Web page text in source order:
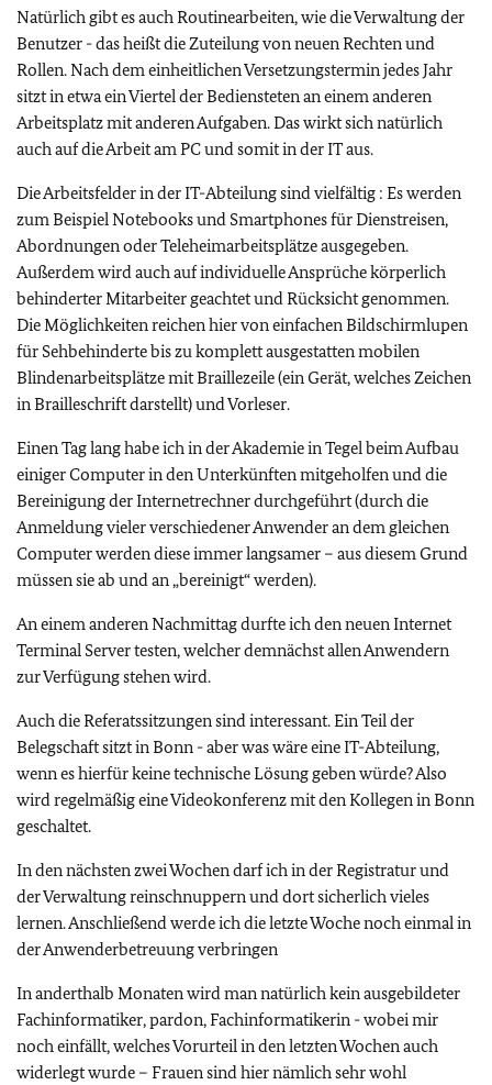
Natürlich gibt es auch Routinearbeiten, wie die Verwaltung der
Benutzer - das heißt die Zuteilung von neuen Rechten und
Rollen. Nach dem einheitlichen Versetzungstermin jedes Jahr
sitzt in etwa ein Viertel der Bediensteten an einem anderen
Arbeitsplatz mit anderen Aufgaben. Das wirkt sich natürlich
auch auf die Arbeit am PC und somit in der IT aus.
Die Arbeitsfelder in der IT-Abteilung sind vielfältig : Es werden
zum Beispiel Notebooks und Smartphones für Dienstreisen,
Abordnungen oder Teleheimarbeitsplätze ausgegeben.
Außerdem wird auch auf individuelle Ansprüche körperlich
behinderter Mitarbeiter geachtet und Rücksicht genommen.
Die Möglichkeiten reichen hier von einfachen Bildschirmlupen
für Sehbehinderte bis zu komplett ausgestatten mobilen
Blindenarbeitsplätze mit Braillezeile (ein Gerät, welches Zeichen
in Brailleschrift darstellt) und Vorleser.
Einen Tag lang habe ich in der Akademie in Tegel beim Aufbau
einiger Computer in den Unterkünften mitgeholfen und die
Bereinigung der Internetrechner durchgeführt (durch die
Anmeldung vieler verschiedener Anwender an dem gleichen
Computer werden diese immer langsamer – aus diesem Grund
müssen sie ab und an „bereinigt“ werden).
An einem anderen Nachmittag durfte ich den neuen Internet
Terminal Server testen, welcher demnächst allen Anwendern
zur Verfügung stehen wird.
Auch die Referatssitzungen sind interessant. Ein Teil der
Belegschaft sitzt in Bonn - aber was wäre eine IT-Abteilung,
wenn es hierfür keine technische Lösung geben würde? Also
wird regelmäßig eine Videokonferenz mit den Kollegen in Bonn
geschaltet.
In den nächsten zwei Wochen darf ich in der Registratur und
der Verwaltung reinschnuppern und dort sicherlich vieles
lernen. Anschließend werde ich die letzte Woche noch einmal in
der Anwenderbetreuung verbringen
In anderthalb Monaten wird man natürlich kein ausgebildeter
Fachinformatiker, pardon, Fachinformatikerin - wobei mir
noch einfällt, welches Vorurteil in den letzten Wochen auch
widerlegt wurde – Frauen sind hier nämlich sehr wohl